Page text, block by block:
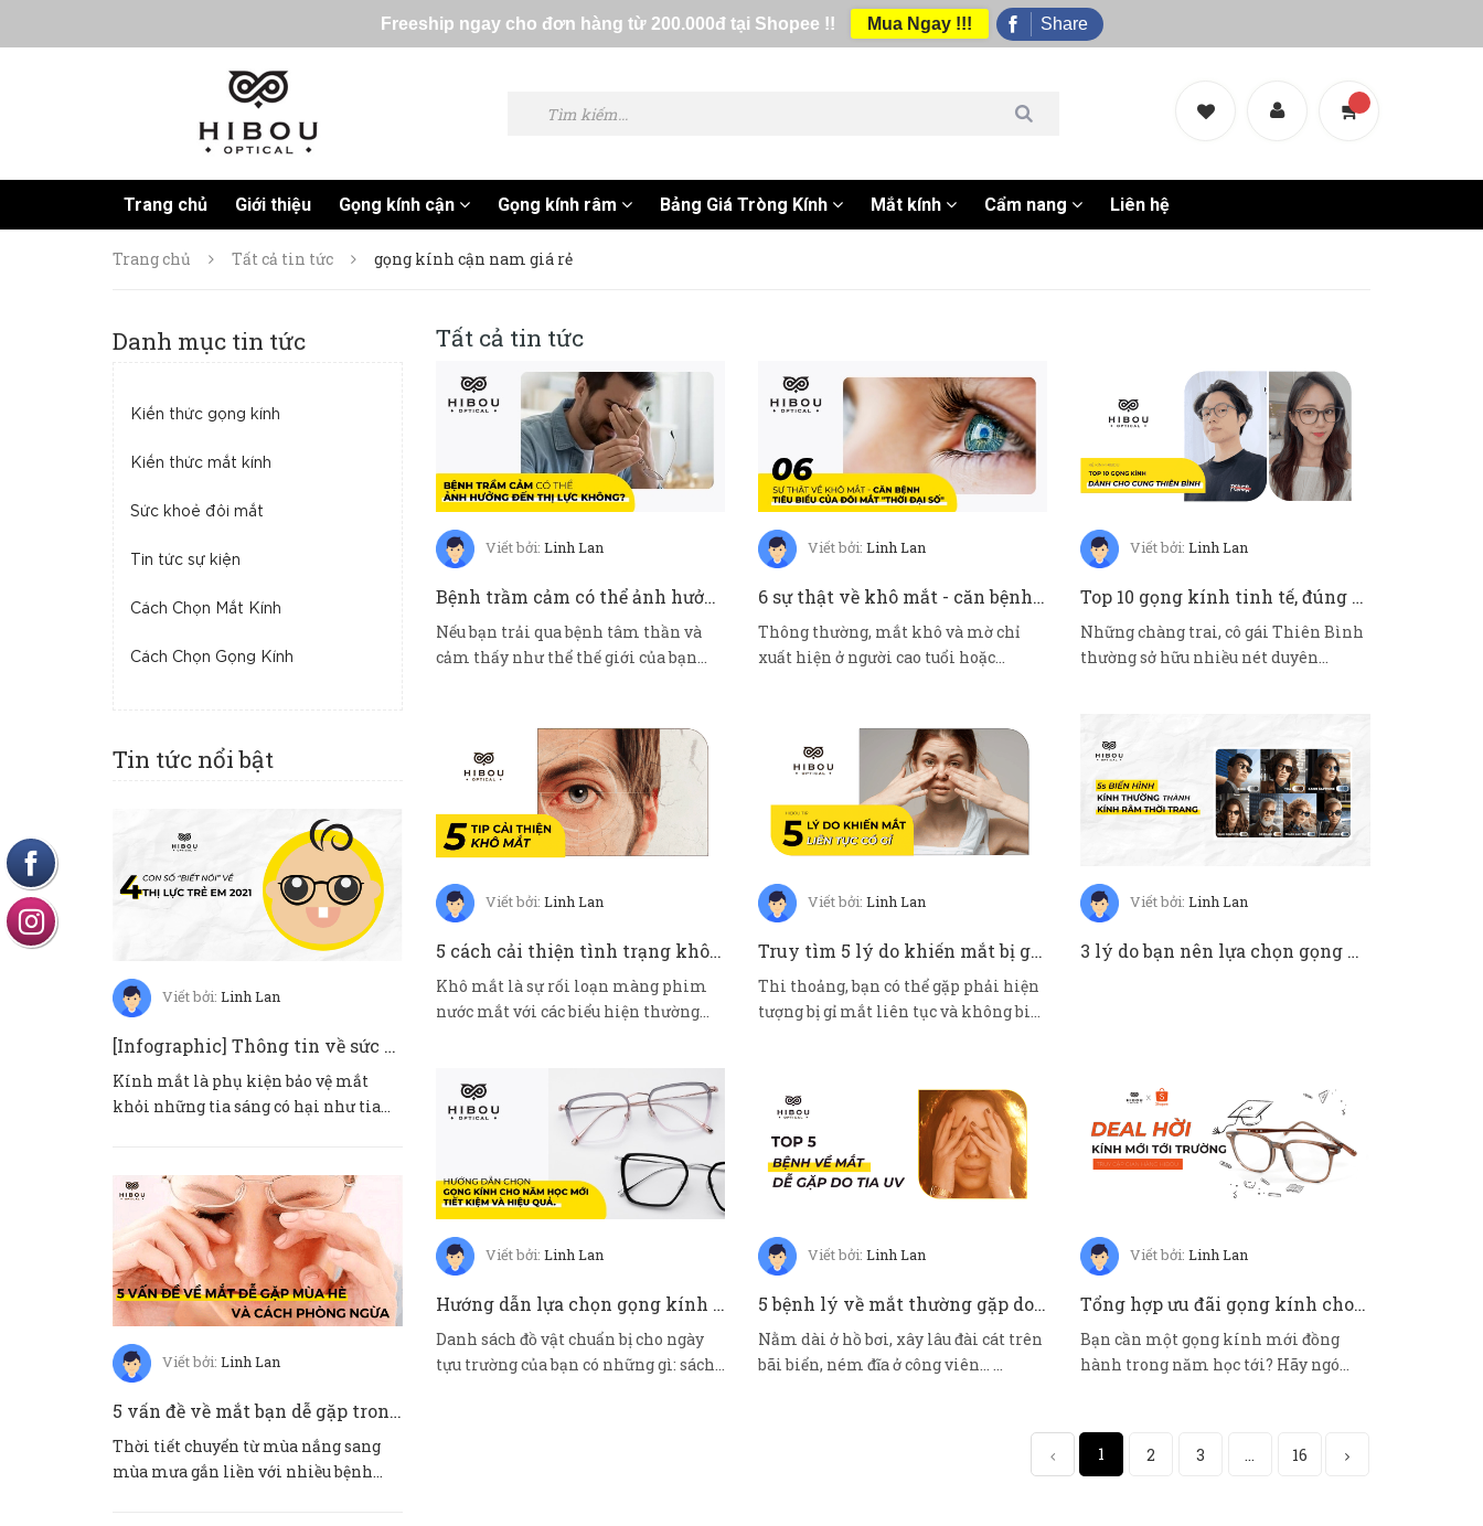
Trang chủ Giới thiệu Gọng kính cận Gọng kính râm Bảng Giá Tròng Kính Mắt kính Cẩm nang Liên hệ
Trang chủ Tất cả tin tức gọng kính cận nam giá rẻ
Tất cả tin tức
Viết bởi: Linh Lan
Bệnh trầm cảm có thể ảnh hưởng đến thị lực không?
Nếu bạn trải qua bệnh tâm thần và
cảm thấy như thể thế giới của bạn
Viết bởi: Linh Lan
6 sự thật về khô mắt - căn bệnh tiêu biểu của đôi mắt "thời đại số"
Thông thường, mắt khô và mờ chỉ
xuất hiện ở người cao tuổi hoặc
Viết bởi:Linh Lan
Top 10 gọng kính tinh tế, đúng "gu" những tín đồ gọng kính cung Thiên Bình
Những chàng trai, cô gái Thiên Bình
thường sở hữu nhiều nét duyên
Viết bởi: Linh Lan
5 cách cải thiện tình trạng khô mắt văn phòng - Căn bệnh thời đại 4.0
Khô mắt là sự rối loạn màng phim
nước mắt với các biểu hiện thường
Viết bởi: Linh Lan
Truy tìm 5 lý do khiến mắt bị gỉ liên tục
Thi thoảng, bạn có thể gặp phải hiện
tượng bị gỉ mắt liên tục và không biết
Viết bởi:Linh Lan
3 lý do bạn nên lựa chọn gọng kính đổi màu Essilor Transitons trong mùa hè này
Viết bởi: Linh Lan
Hướng dẫn lựa chọn gọng kính cho năm học mới tiết kiệm, hiệu quả
Danh sách đồ vật chuẩn bị cho ngày
tựu trường của bạn có những gì: sách
Viết bởi: Linh Lan
5 bệnh lý về mắt thường gặp do tổn thương từ ánh nắng mặt trời
Nằm dài ở hồ bơi, xây lâu đài cát trên
bãi biển, ném đĩa ở công viên... ...
Viết bởi:Linh Lan
Tổng hợp ưu đãi gọng kính cho mùa tựu trường tại Hibou Shopee
Bạn cần một gọng kính mới đồng
hành trong năm học tới? Hãy ngó
1 2 3 ... 16
Danh mục tin tức
Kiến thức gọng kính
Kiến thức mắt kính
Sức khoẻ đôi mắt
Tin tức sự kiện
Cách Chọn Mắt Kính
Cách Chọn Gọng Kính
Tin tức nổi bật
Viết bởi: Linh Lan
[Infographic] Thông tin về sức khoẻ mắt trẻ em
Kính mắt là phụ kiện bảo vệ mắt
khỏi những tia sáng có hại như tia
Viết bởi: Linh Lan
5 vấn đề về mắt bạn dễ gặp trong mùa hè 2021
Thời tiết chuyển từ mùa nắng sang
mùa mưa gắn liền với nhiều bệnh
Freeship ngay cho đơn hàng từ 200.000đ tại Shopee !! Mua Ngay !!! Share